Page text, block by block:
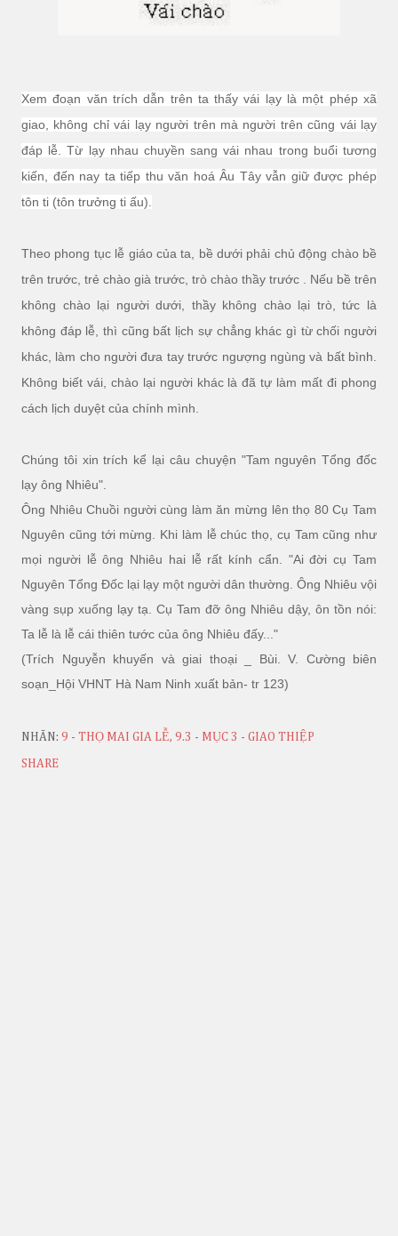
Xem đoạn văn trích dẫn trên ta thấy vái lạy là một phép xã
giao, không chỉ vái lạy người trên mà người trên cũng vái lạy
đáp lễ. Từ lạy nhau chuyền sang vái nhau trong buổi tương
kiến, đến nay ta tiếp thu văn hoá Âu Tây vẫn giữ được phép
tôn ti (tôn trưởng ti ấu).
Theo phong tục lễ giáo của ta, bề dưới phải chủ động chào bề
trên trước, trẻ chào già trước, trò chào thầy trước . Nếu bề trên
không chào lại người dưới, thầy không chào lại trò, tức là
không đáp lễ, thì cũng bất lịch sự chẳng khác gì từ chối người
khác, làm cho người đưa tay trước ngượng ngùng và bất bình.
Không biết vái, chào lại người khác là đã tự làm mất đi phong
cách lịch duyệt của chính mình.
Chúng tôi xin trích kể lại câu chuyện "Tam nguyên Tổng đốc
lạy ông Nhiêu".
Ông Nhiêu Chuồi người cùng làm ăn mừng lên thọ 80 Cụ Tam
Nguyên cũng tới mừng. Khi làm lễ chúc thọ, cụ Tam cũng như
mọi người lễ ông Nhiêu hai lễ rất kính cẩn. "Ai đời cụ Tam
Nguyên Tổng Đốc lại lạy một người dân thường. Ông Nhiêu vội
vàng sụp xuống lạy tạ. Cụ Tam đỡ ông Nhiêu dậy, ôn tồn nói:
Ta lễ là lễ cái thiên tước của ông Nhiêu đấy..."
(Trích Nguyễn khuyến và giai thoại _ Bùi. V. Cường biên
soạn_Hội VHNT Hà Nam Ninh xuất bản- tr 123)
NHÃN: 9 - THỌ MAI GIA LỄ 9.3 - MỤC 3 - GIAO THIỆP
SHARE